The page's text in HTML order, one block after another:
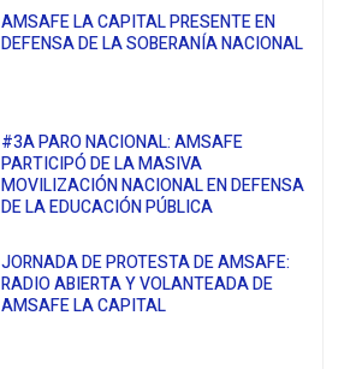
AMSAFE LA CAPITAL PRESENTE EN
DEFENSA DE LA SOBERANÍA NACIONAL
#3A PARO NACIONAL: AMSAFE
PARTICIPÓ DE LA MASIVA
MOVILIZACIÓN NACIONAL EN DEFENSA
DE LA EDUCACIÓN PÚBLICA
JORNADA DE PROTESTA DE AMSAFE:
RADIO ABIERTA Y VOLANTEADA DE
AMSAFE LA CAPITAL